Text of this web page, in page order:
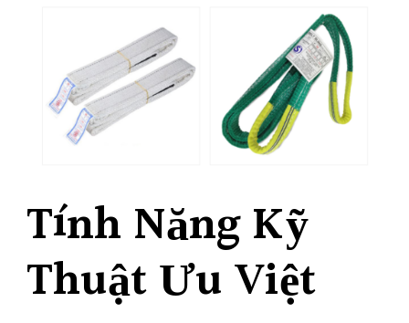
Tính Năng Kỹ
Thuật Ưu Việt